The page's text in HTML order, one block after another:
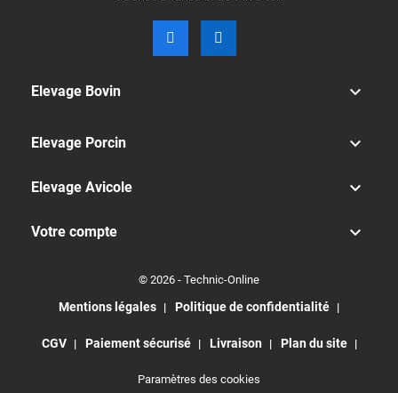
Elevage Bovin 
Elevage Porcin 
Elevage Avicole 
Votre compte 
© 2026 - Technic-Online
Mentions légales Politique de confidentialité
CGV Paiement sécurisé Livraison Plan du site
Paramètres des cookies